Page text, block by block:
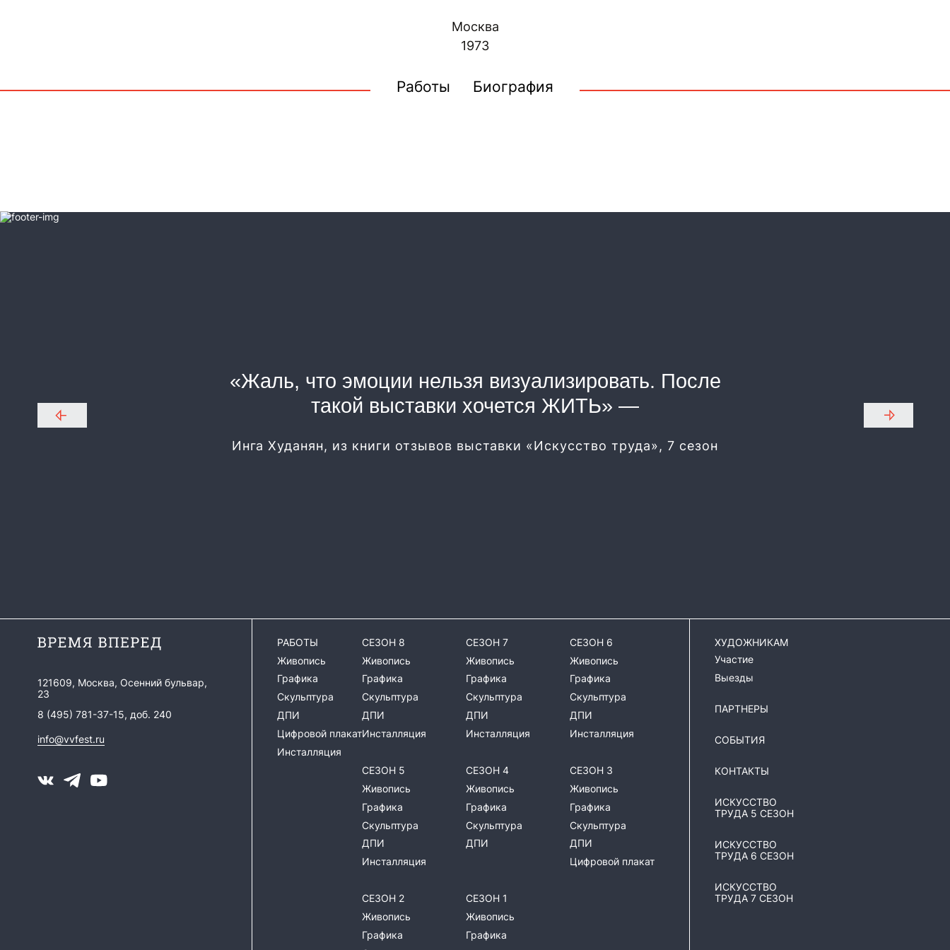
Москва
1973
Работы Биография
«Жаль, что эмоции нельзя визуализировать. После
такой выставки хочется ЖИТЬ» —
Инга Худанян, из книги отзывов выставки «Искусство труда», 7 сезон
121609, Москва, Осенний бульвар,
23
8 (495) 781-37-15, доб. 240
info@vvfest.ru
РАБОТЫ
Живопись
Графика
Скульптура
ДПИ
Цифровой плакат
Инсталляция
СЕЗОН 8
Живопись
Графика
Скульптура
ДПИ
Инсталляция
СЕЗОН 7
Живопись
Графика
Скульптура
ДПИ
Инсталляция
СЕЗОН 6
Живопись
Графика
Скульптура
ДПИ
Инсталляция
СЕЗОН 5
Живопись
Графика
Скульптура
ДПИ
Инсталляция
СЕЗОН 4
Живопись
Графика
Скульптура
ДПИ
СЕЗОН 3
Живопись
Графика
Скульптура
ДПИ
Цифровой плакат
СЕЗОН 2
Живопись
Графика
СЕЗОН 1
Живопись
Графика
ХУДОЖНИКАМ
Участие
Выезды
ПАРТНЕРЫ
СОБЫТИЯ
КОНТАКТЫ
ИСКУССТВО
ТРУДА 5 СЕЗОН
ИСКУССТВО
ТРУДА 6 СЕЗОН
ИСКУССТВО
ТРУДА 7 СЕЗОН